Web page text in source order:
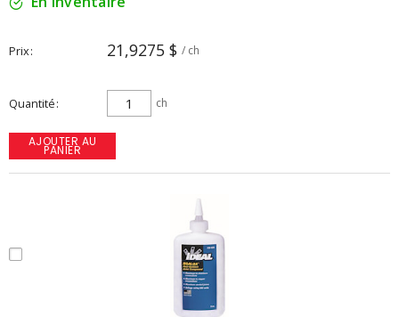
Prix 21,9275 $ / ch
Quantité ch
AJOUTER AU
PANIER